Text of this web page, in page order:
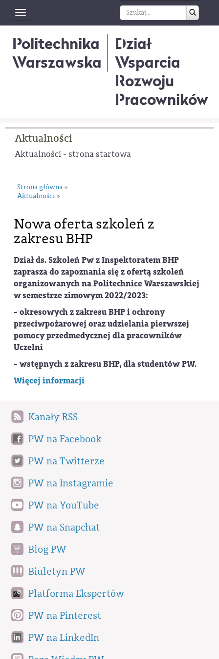
Toggle
navigation
Politechnika
Warszawska
Dział
Wsparcia
Rozwoju
Pracowników
Aktualności
Aktualności - strona startowa
Strona główna »
Aktualności »
Nowa oferta szkoleń z
zakresu BHP
Dział ds. Szkoleń Pw z Inspektoratem BHP
zaprasza do zapoznania się z ofertą szkoleń
organizowanych na Politechnice Warszawskiej
w semestrze zimowym 2022/2023:
- okresowych z zakresu BHP i ochrony
przeciwpożarowej oraz udzielania pierwszej
pomocy przedmedycznej dla pracowników
Uczelni
- wstępnych z zakresu BHP, dla studentów PW.
Więcej informacji
Kanały RSS
PW na Facebook
PW na Twitterze
PW na Instagramie
PW na YouTube
PW na Snapchat
Blog PW
Biuletyn PW
Platforma Ekspertów
PW na Pinterest
PW na LinkedIn